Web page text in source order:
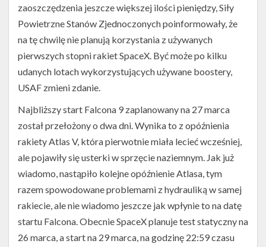
zaoszczędzenia jeszcze większej ilości pieniędzy, Siły
Powietrzne Stanów Zjednoczonych poinformowały, że
na tę chwilę nie planują korzystania z używanych
pierwszych stopni rakiet SpaceX. Być może po kilku
udanych lotach wykorzystujących używane boostery,
USAF zmieni zdanie.
Najbliższy start Falcona 9 zaplanowany na 27 marca
został przełożony o dwa dni. Wynika to z opóźnienia
rakiety Atlas V, która pierwotnie miała lecieć wcześniej,
ale pojawiły się usterki w sprzęcie naziemnym. Jak już
wiadomo, nastąpiło kolejne opóźnienie Atlasa, tym
razem spowodowane problemami z hydrauliką w samej
rakiecie, ale nie wiadomo jeszcze jak wpłynie to na datę
startu Falcona. Obecnie SpaceX planuje test statyczny na
26 marca, a start na 29 marca, na godzinę 22:59 czasu